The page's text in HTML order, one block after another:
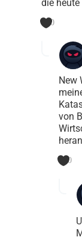
die
0
New
von
0